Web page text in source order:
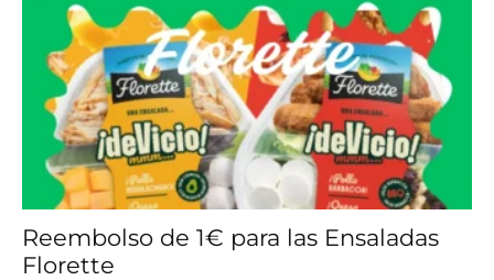
Reembolso de 1€ para las Ensaladas
Florette